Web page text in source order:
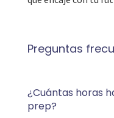
Preguntas
¿Cuántas horas
prep?